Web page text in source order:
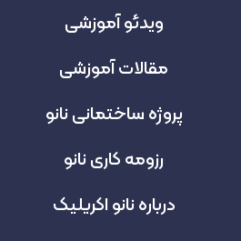
ویدئو آموزشی
مقالات آموزشی
پروژه‌ ساختمانی نانو
رزومه کاری نانو
درباره نانو اکریلیک